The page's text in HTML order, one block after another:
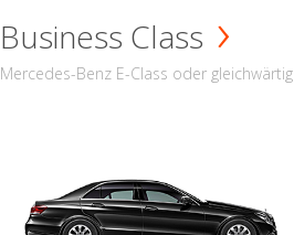
Business Class
Mercedes-Benz E-Class oder gleichwärtig